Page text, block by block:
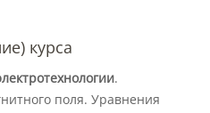
курса
.
поля. Уравнения